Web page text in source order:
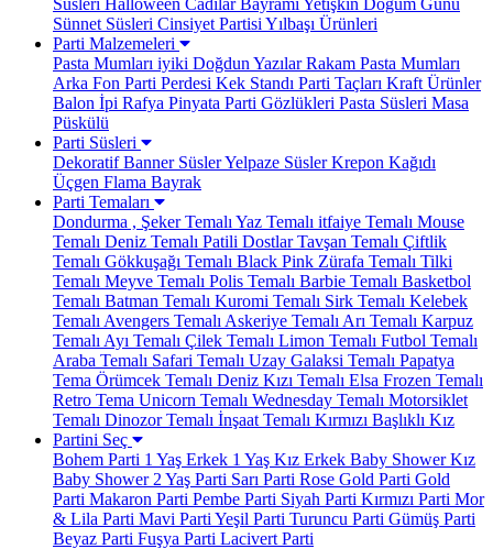
Süsleri Halloween Cadılar Bayramı Yetişkin Doğum Günü
Sünnet Süsleri Cinsiyet Partisi Yılbaşı Ürünleri
Parti Malzemeleri
Pasta Mumları iyiki Doğdun YazılarRakam Pasta Mumları
Arka Fon Parti Perdesi Kek Standı Parti Taçları Kraft Ürünler
Balon İpi Rafya Pinyata Parti Gözlükleri Pasta Süsleri Masa
Püskülü
Parti Süsleri
Dekoratif Banner SüslerYelpaze SüslerKrepon Kağıdı
Üçgen Flama Bayrak
Parti Temaları
Dondurma , Şeker Temalı Yaz Temalı itfaiye Temalı Mouse
Temalı Deniz Temalı Patili DostlarTavşan Temalı Çiftlik
Temalı Gökkuşağı Temalı Black Pink Zürafa Temalı Tilki
Temalı Meyve Temalı Polis Temalı Barbie Temalı Basketbol
Temalı Batman Temalı Kuromi Temalı Sirk Temalı Kelebek
Temalı Avengers Temalı Askeriye Temalı Arı Temalı Karpuz
Temalı Ayı Temalı Çilek Temalı Limon Temalı Futbol Temalı
Araba Temalı Safari Temalı Uzay Galaksi Temalı Papatya
Tema Örümcek Temalı Deniz Kızı Temalı Elsa Frozen Temalı
Retro Tema Unicorn Temalı Wednesday Temalı Motorsiklet
Temalı Dinozor Temalı İnşaat Temalı Kırmızı Başlıklı Kız
Partini Seç
Bohem Parti 1 Yaş Erkek 1 Yaş Kız Erkek Baby ShowerKız
Baby Shower2 Yaş Parti Sarı Parti Rose Gold Parti Gold
Parti Makaron Parti Pembe Parti Siyah Parti Kırmızı Parti Mor
& Lila Parti Mavi Parti Yeşil Parti Turuncu Parti Gümüş Parti
Beyaz Parti Fuşya Parti Lacivert Parti